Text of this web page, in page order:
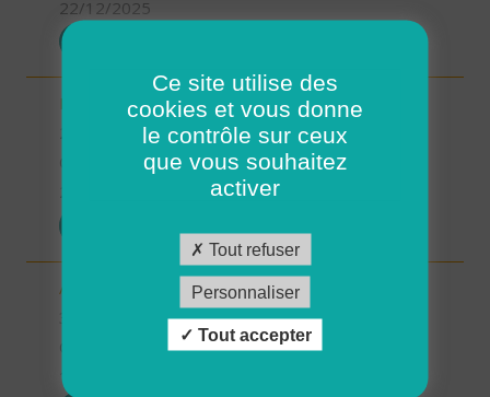
22/12/2025
Intervenant à Domicile sur ROSCOFF (H/F)
29 - Finistère
Auxiliaire de vie sociale - secteur Estang (H/F)
19/12/2025
Ce site utilise des
cookies et vous donne
le contrôle sur ceux
que vous souhaitez
activer
Tout refuser
Personnaliser
Tout accepter